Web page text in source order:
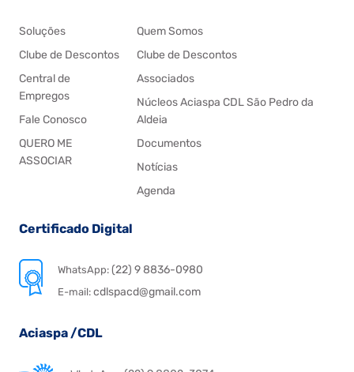
Soluções
Clube de Descontos
Central de
Empregos
Fale Conosco
QUERO ME
ASSOCIAR
Quem Somos
Clube de Descontos
Associados
Núcleos Aciaspa CDL São Pedro da
Aldeia
Documentos
Notícias
Agenda
Certificado Digital
WhatsApp:(22) 9 8836-0980
E-mail: cdlspacd@gmail.com
Aciaspa /CDL